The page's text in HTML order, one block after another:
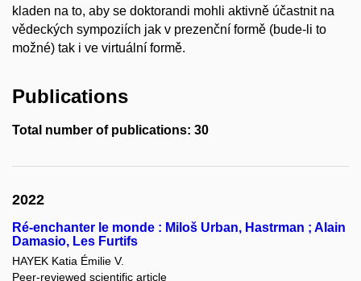
kladen na to, aby se doktorandi mohli aktivně účastnit na
vědeckých sympoziích jak v prezenční formě (bude-li to
možné) tak i ve virtuální formě.
Publications
Total number of publications: 30
2022
Ré-enchanter le monde : Miloš Urban, Hastrman ; Alain
Damasio, Les Furtifs
HAYEK Katia Émilie V.
Peer-reviewed scientific article